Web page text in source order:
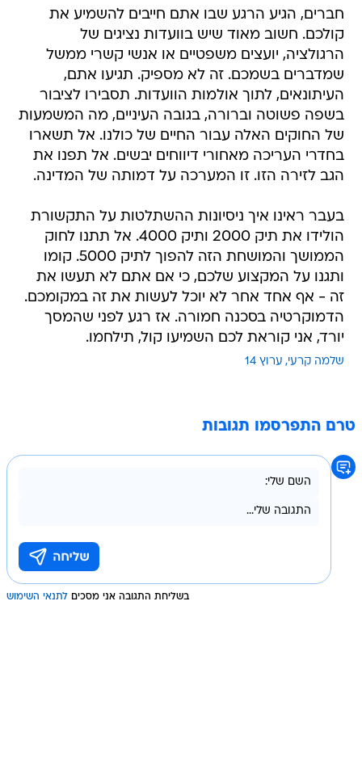
חברים, הגיע הרגע שבו אתם חייבים להשמיע את
קולכם. חשוב מאוד שיש בוועדות נציגים של
הרגולציה, יועצים משפטיים או אנשי קשרי ממשל
שמדברים בשמכם. זה לא מספיק. תגיעו אתם,
העיתונאים, לתוך אולמות הוועדות. תסבירו לציבור
בשפה פשוטה וברורה, בגובה העיניים, מה המשמעות
של החוקים האלה עבור החיים של כולנו. אל תשארו
בחדרי העריכה מאחורי דיווחים יבשים. אל תפנו את
הגב לזירה הזו. זו המערכה על דמותה של המדינה.
בעבר ראינו איך ניסיונות ההשתלטות על התקשורת
הולידו את תיק 2000 ותיק 4000. אל תתנו לחוק
הממושך והמושחת הזה להפוך לתיק 5000. קומו
ותגנו על המקצוע שלכם, כי אם אתם לא תעשו את
זה - אף אחד אחר לא יוכל לעשות את זה במקומכם.
הדמוקרטיה בסכנה חמורה. אז רגע לפני שהמסך
יורד, אני קוראת לכם השמיעו קול, תילחמו.
שלמה קרעי ערוץ 14
טרם התפרסמו תגובות
בשליחת התגובה אני מסכים לתנאי השימוש